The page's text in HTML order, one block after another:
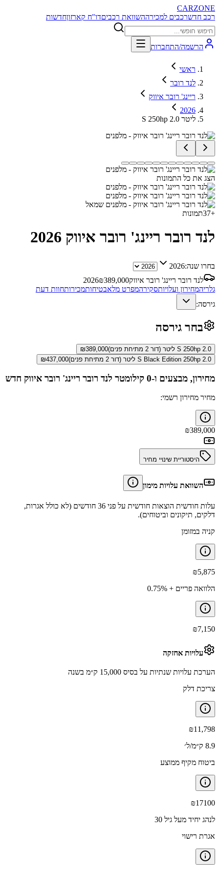
CARZONE
רכב חדשרכבים למכירההשוואת רכביםדו"ח קארזוןחדשות
הרשמה/התחברות
ראשי
לנד רובר
ריינג' רובר איווק
2026
S 250hp 2.0 ליטר
הצג את כל התמונות
+
37תמונות
לנד רובר ריינג' רובר איווק 2026
בחרו שנה:2026
לנד רובר ריינג' רובר איווק
2026₪389,000
גלריהמחירון ועלויותסקירהמפרט מלאבטיחותמכירותחוות דעת
גירסה:
בחר גירסה
S 250hp 2.0 ליטר (דור 2 מתיחת פנים) ₪389,000
S Black Edition 250hp 2.0 ליטר (דור 2 מתיחת פנים)
₪437,000
מחירון, מבצעים ו-0 קילומטר לנד רובר ריינג' רובר איווק חדש
מחיר מחירון רשמי:
₪389,000
היסטוריית שינויי מחיר
השוואת עלויות מימון
עלות חודשית הוצאות חודשית על פני 36 חודשים (לא כולל אגרות,
דלקים, תיקונים וביטוחים).
קניה במזומן
₪5,875
הלוואה פריים + 0.75%
₪7,150
עלויות אחזקה
הערכת עלויות שנתיות על בסיס 15,000 ק״מ בשנה
צריכת דלק
₪11,798
8.9 ק״מ/ל׳
ביטוח מקיף ממוצע
₪17100
לנהג יחיד מעל גיל 30
אגרת רישוי